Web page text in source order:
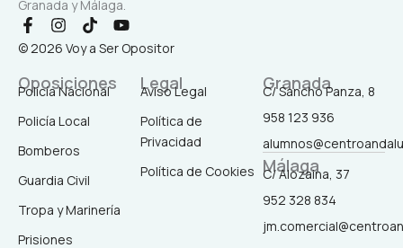
Granada y Málaga.
F
a
c
b
o
o
-
I
n
s
a
g
r
m
T
i
k
o
k
Y
o
u
© 2026 Voy a Ser Opositor
Oposiciones
Policía Nacional
Policía Local
Bomberos
Guardia Civil
Tropa y Marinería
Prisiones
Legal
Aviso Legal
Política de
Privacidad
Política de Cookies
Granada
C/ Sancho Panza, 8
958 123 936
Málaga
C/ Alozaina, 37
952 328 834